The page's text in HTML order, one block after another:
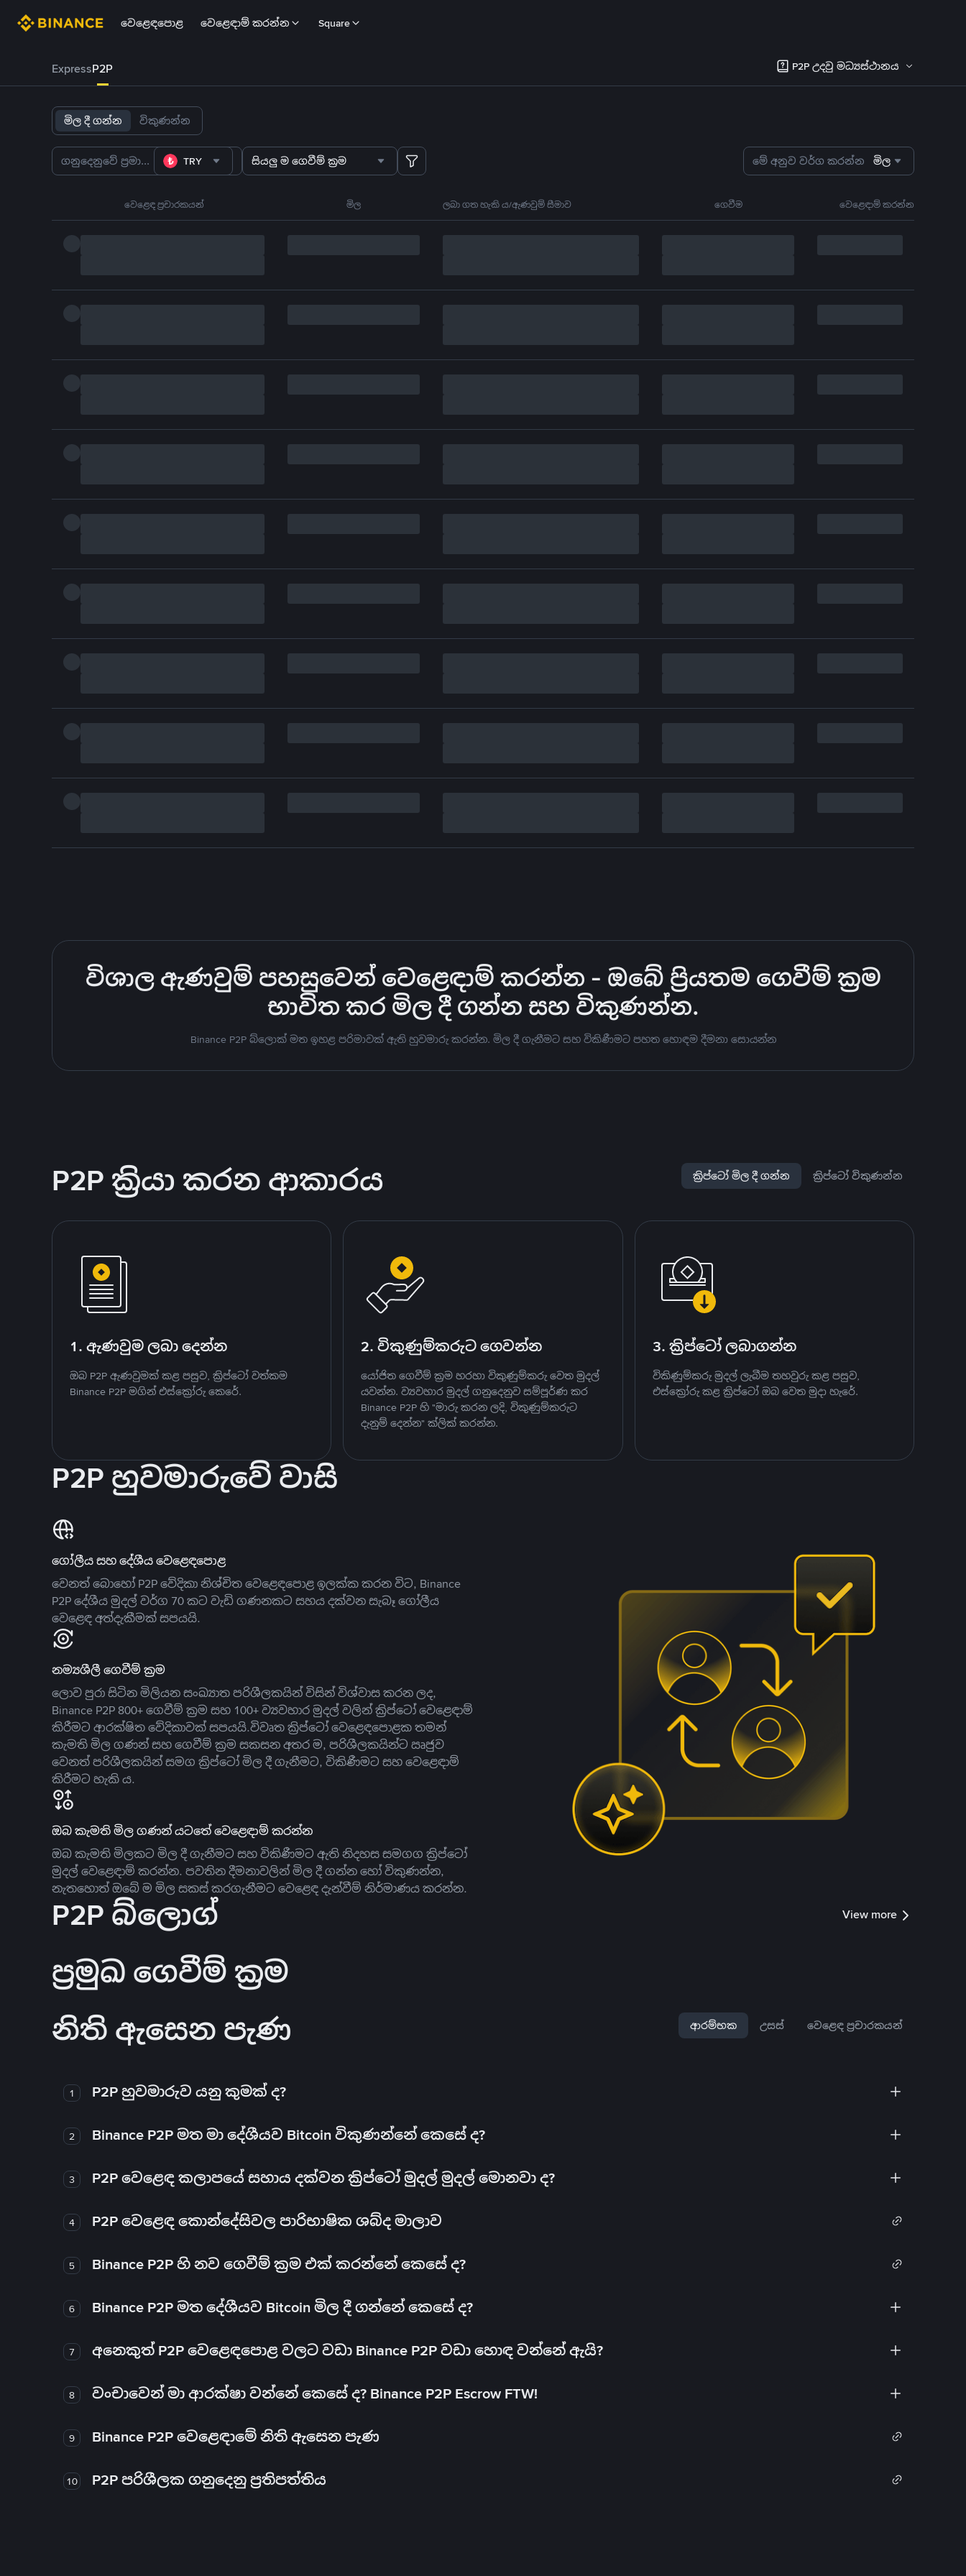
වෙළෙඳපොළ වෙළෙඳාම් කරන්න Square
ExpressP2P P2P උදවු මධ්‍යස්ථානය
මිල දී ගන්න විකුණන්න
TRY සියලු ම ගෙවීම් ක්‍රම මේ අනුව වර්ග කරන්න මිල
වෙළෙඳ ප්‍රචාරකයන් මිල ලබා ගත හැකි ය/ඇණවුම් සීමාව ගෙවීම වෙළෙඳාම් කරන්න
විශාල ඇණවුම් පහසුවෙන් වෙළෙඳාම් කරන්න - ඔබේ ප්‍රියතම ගෙවීම් ක්‍රම
භාවිත කර මිල දී ගන්න සහ විකුණන්න.
Binance P2P බ්ලොක් මත ඉහළ පරිමාවක් ඇති හුවමාරු කරන්න. මිල දී ගැනීමට සහ විකිණීමට පහත හොඳම දීමනා සොයන්න
P2P ක්‍රියා කරන ආකාරය ක්‍රිප්ටෝ මිල දී ගන්න ක්‍රිප්ටෝ විකුණන්න
1. ඇණවුම ලබා දෙන්න
ඔබ P2P ඇණවුමක් කළ පසුව, ක්‍රිප්ටෝ වත්කම
Binance P2P මගින් එස්ක්‍රෝරු කෙරේ.
2. විකුණුම්කරුට ගෙවන්න
යෝජිත ගෙවීම් ක්‍රම හරහා විකුණුම්කරු වෙත මුදල්
යවන්න. ව්‍යවහාර මුදල් ගනුදෙනුව සම්පූර්ණ කර
Binance P2P හි "මාරු කරන ලදි, විකුණුම්කරුට
දැනුම් දෙන්න" ක්ලික් කරන්න.
3. ක්‍රිප්ටෝ ලබාගන්න
විකිණුම්කරු මුදල් ලැබීම තහවුරු කළ පසුව,
එස්ක්‍රෝරු කළ ක්‍රිප්ටෝ ඔබ වෙත මුදා හැරේ.
P2P හුවමාරුවේ වාසි
ගෝලීය සහ දේශීය වෙළෙඳපොළ
වෙනත් බොහෝ P2P වේදිකා නිශ්චිත වෙළෙඳපොළ ඉලක්ක කරන විට, Binance
P2P දේශීය මුදල් වර්ග 70 කට වැඩි ගණනකට සහය දක්වන සැබෑ ගෝලීය
වෙළෙඳ අත්දැකීමක් සපයයි.
නම්‍යශීලී ගෙවීම් ක්‍රම
ලොව පුරා සිටින මිලියන සංඛ්‍යාත පරිශීලකයින් විසින් විශ්වාස කරන ලද,
Binance P2P 800+ ගෙවීම් ක්‍රම සහ 100+ ව්‍යවහාර මුදල් වලින් ක්‍රිප්ටෝ වෙළෙඳාම්
කිරීමට ආරක්ෂිත වේදිකාවක් සපයයි.විවෘත ක්‍රිප්ටෝ වෙළෙඳපොළක තමන්
කැමති මිල ගණන් සහ ගෙවීම් ක්‍රම සකසන අතර ම, පරිශීලකයින්ට ඍජුව
වෙනත් පරිශීලකයින් සමග ක්‍රිප්ටෝ මිල දී ගැනීමට, විකිණීමට සහ වෙළෙඳාම්
කිරීමට හැකි ය.
ඔබ කැමති මිල ගණන් යටතේ වෙළෙඳාම් කරන්න
ඔබ කැමති මිලකට මිල දී ගැනීමට සහ විකිණීමට ඇති නිදහස සමගග ක්‍රිප්ටෝ
මුදල් වෙළෙඳාම් කරන්න. පවතින දීමනාවලින් මිල දී ගන්න හෝ විකුණන්න,
නැතහොත් ඔබේ ම මිල සකස් කරගැනීමට වෙළෙඳ දැන්වීම් නිර්මාණය කරන්න.
P2P බ්ලොග් View more
ප්‍රමුඛ ගෙවීම් ක්‍රම
නිති ඇසෙන පැණ
ආරම්භක උසස් වෙළෙඳ ප්‍රචාරකයන්
1 P2P හුවමාරුව යනු කුමක් ද?
2 Binance P2P මත මා දේශීයව Bitcoin විකුණන්නේ කෙසේ ද?
3 P2P වෙළෙඳ කලාපයේ සහාය දක්වන ක්‍රිප්ටෝ මුදල් මුදල් මොනවා ද?
4 P2P වෙළෙඳ කොන්දේසිවල පාරිභාෂික ශබ්ද මාලාව
5 Binance P2P හි නව ගෙවීම් ක්‍රම එක් කරන්නේ කෙසේ ද?
6 Binance P2P මත දේශීයව Bitcoin මිල දී ගන්නේ කෙසේ ද?
7 අනෙකුත් P2P වෙළෙඳපොළ වලට වඩා Binance P2P වඩා හොඳ වන්නේ ඇයි?
8 වංචාවෙන් මා ආරක්ෂා වන්නේ කෙසේ ද? Binance P2P Escrow FTW!
9 Binance P2P වෙළෙඳාමේ නිති ඇසෙන පැණ
10 P2P පරිශීලක ගනුදෙනු ප්‍රතිපත්තිය